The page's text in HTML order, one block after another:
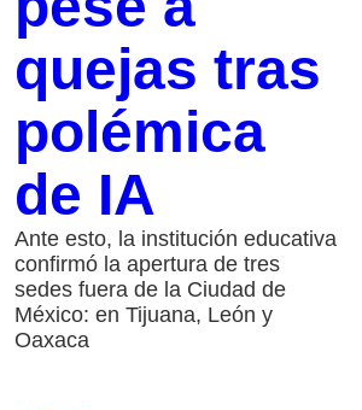
quejas tras
polémica
de IA
Ante esto, la institución educativa
confirmó la apertura de tres
sedes fuera de la Ciudad de
México: en Tijuana, León y
Oaxaca